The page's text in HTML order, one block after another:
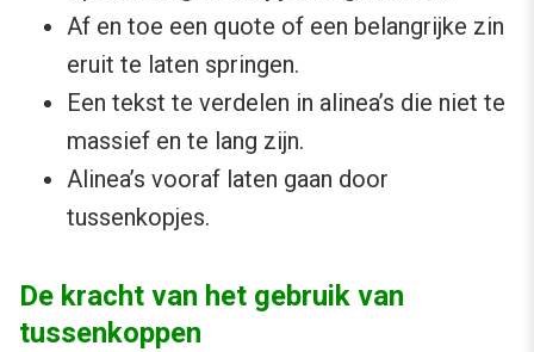
Af en toe een quote of een belangrijke zin
eruit te laten springen.
Een tekst te verdelen in alinea’s die niet te
massief en te lang zijn.
Alinea’s vooraf laten gaan door
tussenkopjes.
De kracht van het gebruik van
tussenkoppen